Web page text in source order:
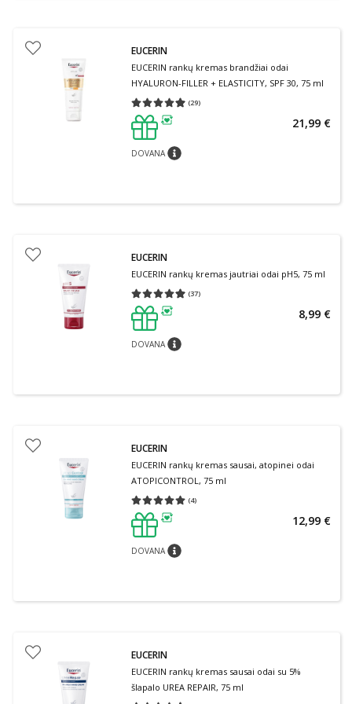
EUCERIN
EUCERIN rankų kremas brandžiai odai
HYALURON-FILLER + ELASTICITY, SPF 30, 75 ml
(29)
Vidutinis įvertinimas 4.97
patarimas
DOVANApatarimas
21,99 €
EUCERIN
EUCERIN rankų kremas jautriai odai pH5, 75 ml
(37)
Vidutinis įvertinimas 4.97
patarimas
DOVANApatarimas
8,99 €
EUCERIN
EUCERIN rankų kremas sausai, atopinei odai
ATOPICONTROL, 75 ml
(4)
Vidutinis įvertinimas 5.00
patarimas
DOVANApatarimas
12,99 €
EUCERIN
EUCERIN rankų kremas sausai odai su 5%
šlapalo UREA REPAIR, 75 ml